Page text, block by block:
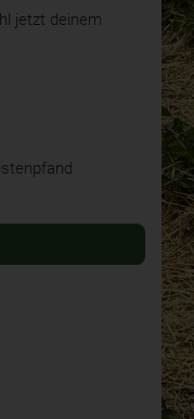
jetzt deinem